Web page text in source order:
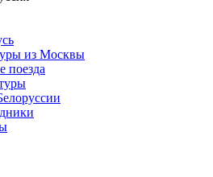
из Москвы
поезда